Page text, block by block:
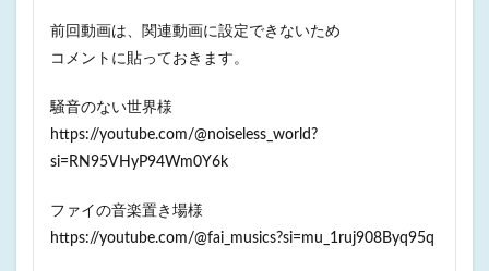
前回動画は、関連動画に設定できないため
コメントに貼っておきます。
騒音のない世界様
https://youtube.com/@noiseless_world?
si=RN95VHyP94Wm0Y6k
ファイの音楽置き場様
https://youtube.com/@fai_musics?si=mu_1ruj908Byq95q